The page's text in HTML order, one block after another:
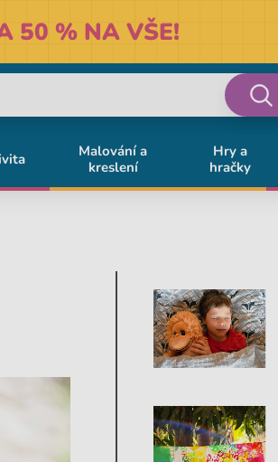
50 % NA VŠE!
Malování a
kreslení
Hry a
hračky